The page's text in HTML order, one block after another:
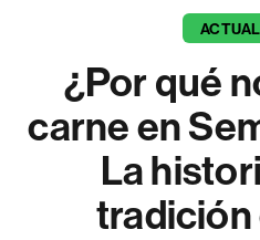
¿Por qué
carne en
La